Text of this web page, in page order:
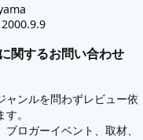
関するお問い合わせ
ャンルを問わずレビュー依
。
ロガーイベント、取材、